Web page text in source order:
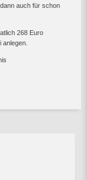
auch für schon
268 Euro